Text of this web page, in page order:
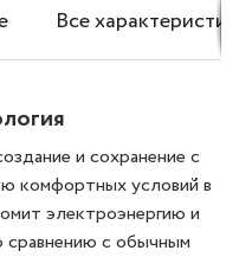
Все
и сохранение с
комфортных условий в
электроэнергию и
сравнению с обычным